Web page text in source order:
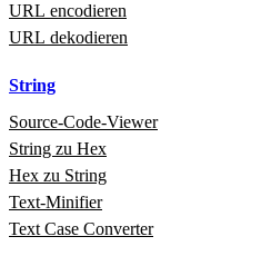
URL encodieren
URL dekodieren
String
Source‑Code‑Viewer
String zu Hex
Hex zu String
Text‑Minifier
Text Case Converter